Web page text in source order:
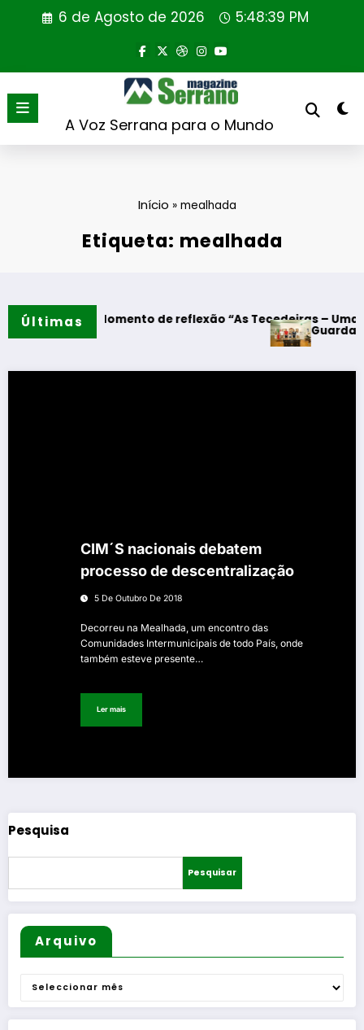
6 de Agosto de 2026 5:48:39 PM
A Voz Serrana para o Mundo
Início »mealhada
Etiqueta: mealhada
Últimas
– Momento de reflexão “As Tecedeiras – Uma
Guarda –
CIM´S nacionais debatem
processo de descentralização
5 De Outubro De 2018
Decorreu na Mealhada, um encontro das
Comunidades Intermunicipais de todo País, onde
também esteve presente…
Ler mais
Pesquisa
Pesquisar
Arquivo
Arquivo